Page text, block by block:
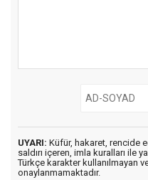
UYARI: Küfür, hakaret, rencide
saldırı içeren, imla kuralları ile
Türkçe karakter kullanılmayan
onaylanmamaktadır.